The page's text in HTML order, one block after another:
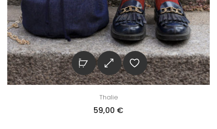
Thalie
59,00 €